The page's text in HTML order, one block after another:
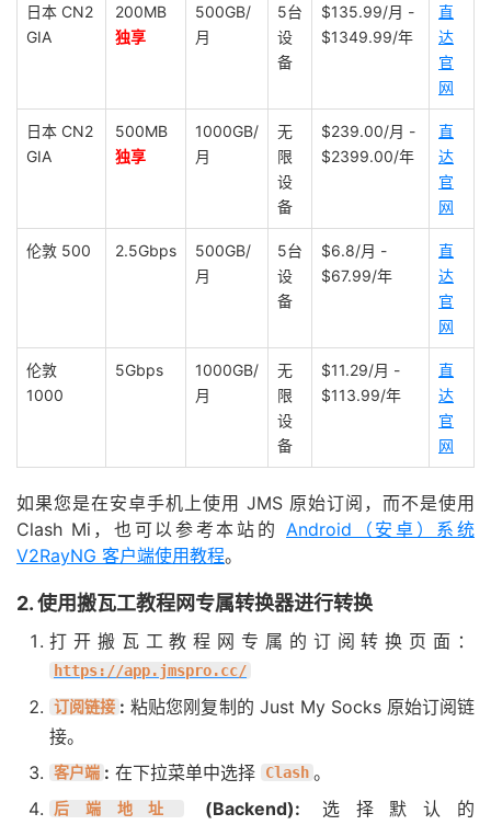
日本 CN2
GIA
200MB
独享
500GB/
月
5台
设
备
$135.99/月 -
$1349.99/年
直
达
官
网
日本 CN2
GIA
500MB
独享
1000GB/
月
无
限
设
备
$239.00/月 -
$2399.00/年
直
达
官
网
伦敦 500 2.5Gbps
500GB/
月
5台
设
备
$6.8/月 -
$67.99/年
直
达
官
网
伦敦
1000
5Gbps
1000GB/
月
无
限
设
备
$11.29/月 -
$113.99/年
直
达
官
网
如果您是在安卓手机上使用 JMS 原始订阅，而不是使用
Clash Mi，也可以参考本站的 Android（安卓）系统
V2RayNG 客户端使用教程。
2. 使用搬瓦工教程网专属转换器进行转换
打开搬瓦工教程网专属的订阅转换页面：
https://app.jmspro.cc/
订阅链接 : 粘贴您刚复制的 Just My Socks 原始订阅链
接。
客户端 : 在下拉菜单中选择 Clash 。
后端地址 (Backend): 选择默认的